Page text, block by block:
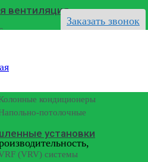
Заказать звонок
вентиляция
кондиционеры
кондиционеры
кондиционеры
потолочные
установки
(VRV) системы